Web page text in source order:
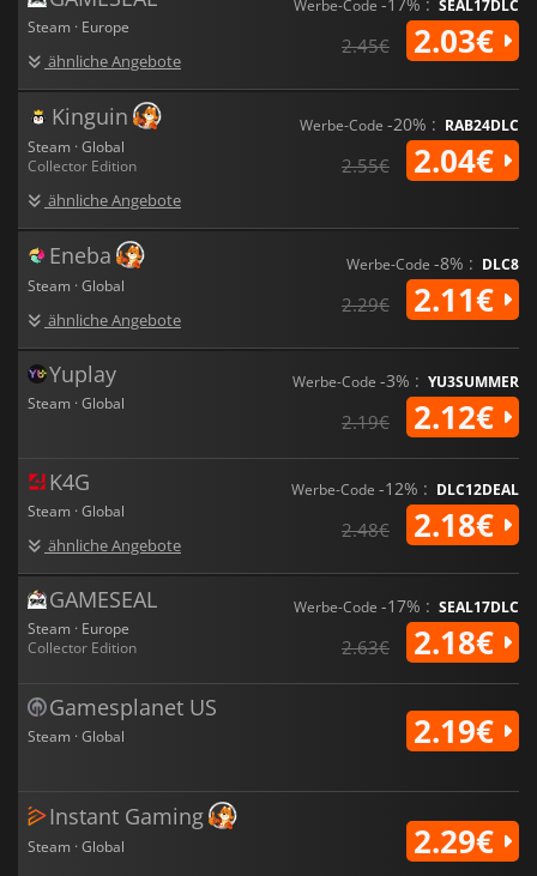
Steam · Europe
ähnliche Angebote
Werbe-Code SEAL17DLC
2.45€ 2.03€
Kinguin
Steam · Global
Collector Edition
ähnliche Angebote
Werbe-Code -20% : RAB24DLC
2.55€ 2.04€
Eneba
Steam · Global
ähnliche Angebote
Werbe-Code -8% : DLC8
2.29€ 2.11€
Yuplay
Steam · Global
Werbe-Code -3% : YU3SUMMER
2.19€ 2.12€
K4G
Steam · Global
ähnliche Angebote
Werbe-Code -12% : DLC12DEAL
2.48€ 2.18€
GAMESEAL
Steam · Europe
Collector Edition
Werbe-Code -17% : SEAL17DLC
2.63€ 2.18€
Gamesplanet US
Steam · Global 2.19€
Instant Gaming
Steam · Global 2.29€